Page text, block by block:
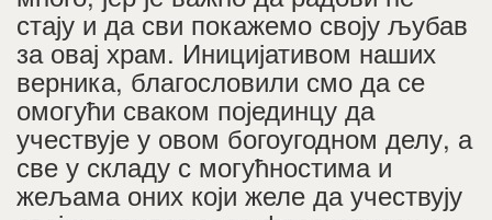
стају и да сви покажемо своју љубав
за овај храм. Иницијативом наших
верника, благословили смо да се
омогући сваком појединцу да
учествује у овом богоугодном делу, а
све у складу с могућностима и
жељама оних који желе да учествују